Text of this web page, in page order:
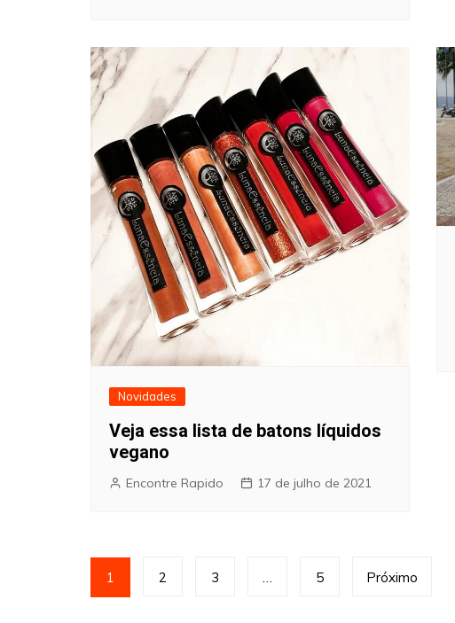
Novidades
Veja essa lista de batons líquidos
vegano
Encontre Rapido 17 de julho de 2021
Paginação
de
1 2 3 … 5 Próximo